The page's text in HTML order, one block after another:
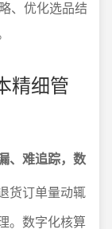
、优化选品结
精细管
、难追踪，数
货订单量动辄
。数字化核算